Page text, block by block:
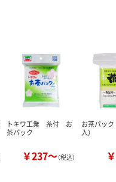
トキワ工業 糸付 お
茶パック
￥237～（税込）
お茶パック
入）